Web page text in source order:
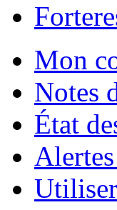
Mon
Notes
État